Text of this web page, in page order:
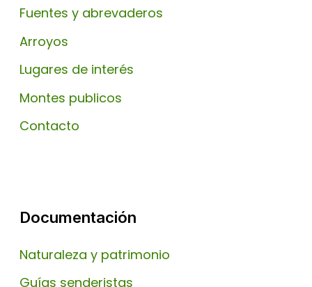
Fuentes y abrevaderos
Arroyos
Lugares de interés
Montes publicos
Contacto
Documentación
Naturaleza y patrimonio
Guías senderistas